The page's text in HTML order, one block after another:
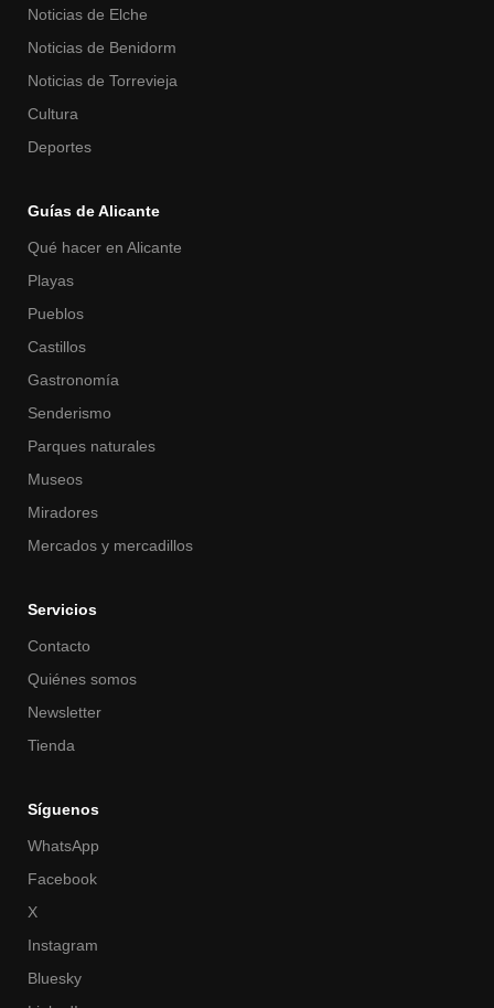
Noticias de Elche
Noticias de Benidorm
Noticias de Torrevieja
Cultura
Deportes
Guías de Alicante
Qué hacer en Alicante
Playas
Pueblos
Castillos
Gastronomía
Senderismo
Parques naturales
Museos
Miradores
Mercados y mercadillos
Servicios
Contacto
Quiénes somos
Newsletter
Tienda
Síguenos
WhatsApp
Facebook
X
Instagram
Bluesky